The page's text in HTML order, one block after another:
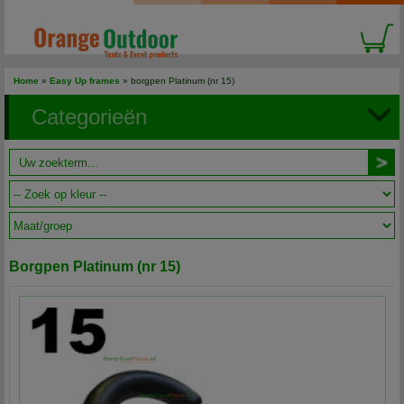
Home » Easy Up frames » borgpen Platinum (nr 15)
Categorieën
Borgpen Platinum (nr 15)